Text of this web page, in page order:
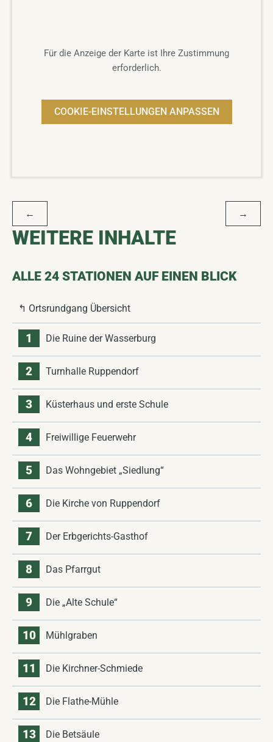
Für die Anzeige der Karte ist Ihre Zustimmung
erforderlich.
COOKIE-EINSTELLUNGEN ANPASSEN
BEITRAGSNAVIGATION
← →
WEITERE INHALTE
ALLE 24 STATIONEN AUF EINEN BLICK
↰ Ortsrundgang Übersicht
1 Die Ruine der Wasserburg
2 Turnhalle Ruppendorf
3 Küsterhaus und erste Schule
4 Freiwillige Feuerwehr
5 Das Wohngebiet „Siedlung“
6 Die Kirche von Ruppendorf
7 Der Erbgerichts-Gasthof
8 Das Pfarrgut
9 Die „Alte Schule“
10 Mühlgraben
11 Die Kirchner-Schmiede
12 Die Flathe-Mühle
13 Die Betsäule